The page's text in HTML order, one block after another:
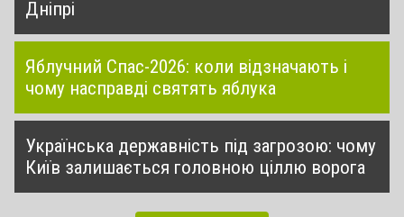
Дніпрі
Яблучний Спас-2026: коли відзначають і
чому насправді святять яблука
Українська державність під загрозою: чому
Київ залишається головною ціллю ворога